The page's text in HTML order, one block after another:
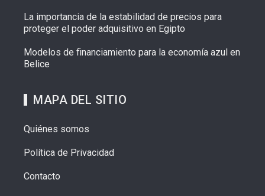
La importancia de la estabilidad de precios para
proteger el poder adquisitivo en Egipto
Modelos de financiamiento para la economía azul en
Belice
MAPA DEL SITIO
Quiénes somos
Política de Privacidad
Contacto